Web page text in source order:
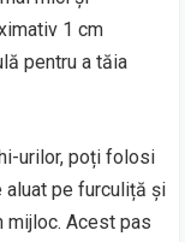
1 cm
pentru a tăia
urilor, poți folosi
aluat pe furculiță și
mijloc. Acest pas